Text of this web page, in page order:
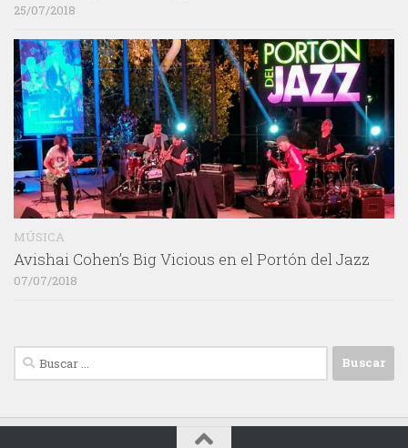
25/07/2018
MÚSICA
Avishai Cohen’s Big Vicious en el Portón del Jazz
07/07/2018
Buscar: